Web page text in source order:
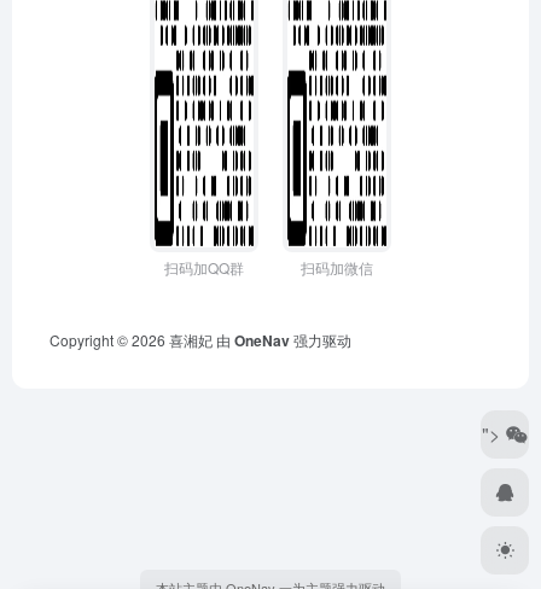
扫码加QQ群 扫码加微信
Copyright © 2026 喜湘妃 由 OneNav强力驱动
">